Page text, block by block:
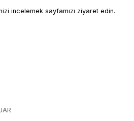
incelemek sayfamızı ziyaret edin.